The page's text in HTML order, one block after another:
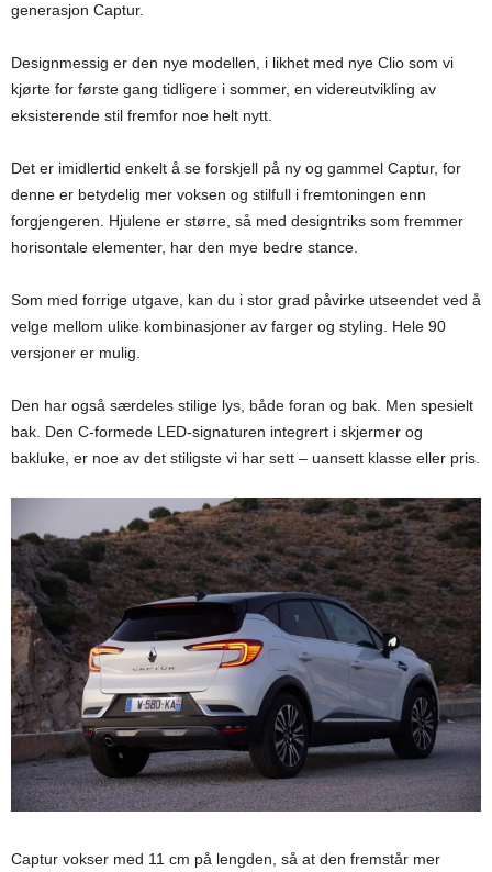
generasjon Captur.
Designmessig er den nye modellen, i likhet med nye Clio som vi
kjørte for første gang tidligere i sommer, en videreutvikling av
eksisterende stil fremfor noe helt nytt.
Det er imidlertid enkelt å se forskjell på ny og gammel Captur, for
denne er betydelig mer voksen og stilfull i fremtoningen enn
forgjengeren. Hjulene er større, så med designtriks som fremmer
horisontale elementer, har den mye bedre stance.
Som med forrige utgave, kan du i stor grad påvirke utseendet ved å
velge mellom ulike kombinasjoner av farger og styling. Hele 90
versjoner er mulig.
Den har også særdeles stilige lys, både foran og bak. Men spesielt
bak. Den C-formede LED-signaturen integrert i skjermer og
bakluke, er noe av det stiligste vi har sett – uansett klasse eller pris.
Captur vokser med 11 cm på lengden, så at den fremstår mer